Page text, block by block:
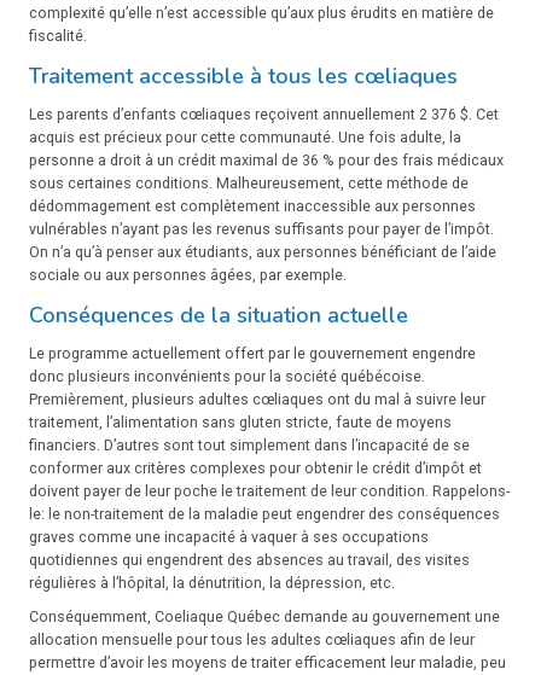
complexité qu’elle n’est accessible qu’aux plus érudits en matière de
fiscalité.
Traitement accessible à tous les cœliaques
Les parents d’enfants cœliaques reçoivent annuellement 2 376 $. Cet
acquis est précieux pour cette communauté. Une fois adulte, la
personne a droit à un crédit maximal de 36 % pour des frais médicaux
sous certaines conditions. Malheureusement, cette méthode de
dédommagement est complètement inaccessible aux personnes
vulnérables n’ayant pas les revenus suffisants pour payer de l’impôt.
On n’a qu’à penser aux étudiants, aux personnes bénéficiant de l’aide
sociale ou aux personnes âgées, par exemple.
Conséquences de la situation actuelle
Le programme actuellement offert par le gouvernement engendre
donc plusieurs inconvénients pour la société québécoise.
Premièrement, plusieurs adultes cœliaques ont du mal à suivre leur
traitement, l’alimentation sans gluten stricte, faute de moyens
financiers. D’autres sont tout simplement dans l’incapacité de se
conformer aux critères complexes pour obtenir le crédit d’impôt et
doivent payer de leur poche le traitement de leur condition. Rappelons-
le: le non-traitement de la maladie peut engendrer des conséquences
graves comme une incapacité à vaquer à ses occupations
quotidiennes qui engendrent des absences au travail, des visites
régulières à l’hôpital, la dénutrition, la dépression, etc.
Conséquemment, Coeliaque Québec demande au gouvernement une
allocation mensuelle pour tous les adultes cœliaques afin de leur
permettre d’avoir les moyens de traiter efficacement leur maladie, peu